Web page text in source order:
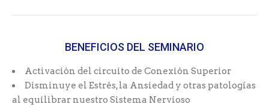
BENEFICIOS DEL SEMINARIO
Activación del circuito de Conexión Superior
Disminuye el Estrés, la Ansiedad y otras patologías
al equilibrar nuestro Sistema Nervioso